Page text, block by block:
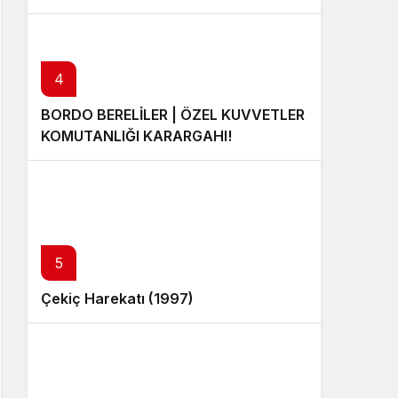
4
BORDO BERELİLER | ÖZEL KUVVETLER
KOMUTANLIĞI KARARGAHI!
5
Çekiç Harekatı (1997)